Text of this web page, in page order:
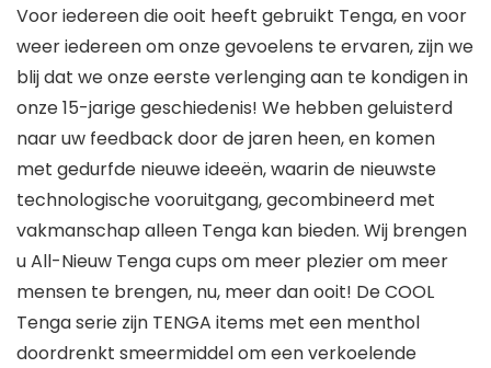
Voor iedereen die ooit heeft gebruikt Tenga, en voor
weer iedereen om onze gevoelens te ervaren, zijn we
blij dat we onze eerste verlenging aan te kondigen in
onze 15-jarige geschiedenis! We hebben geluisterd
naar uw feedback door de jaren heen, en komen
met gedurfde nieuwe ideeën, waarin de nieuwste
technologische vooruitgang, gecombineerd met
vakmanschap alleen Tenga kan bieden. Wij brengen
u All-Nieuw Tenga cups om meer plezier om meer
mensen te brengen, nu, meer dan ooit! De COOL
Tenga serie zijn TENGA items met een menthol
doordrenkt smeermiddel om een ​​verkoelende